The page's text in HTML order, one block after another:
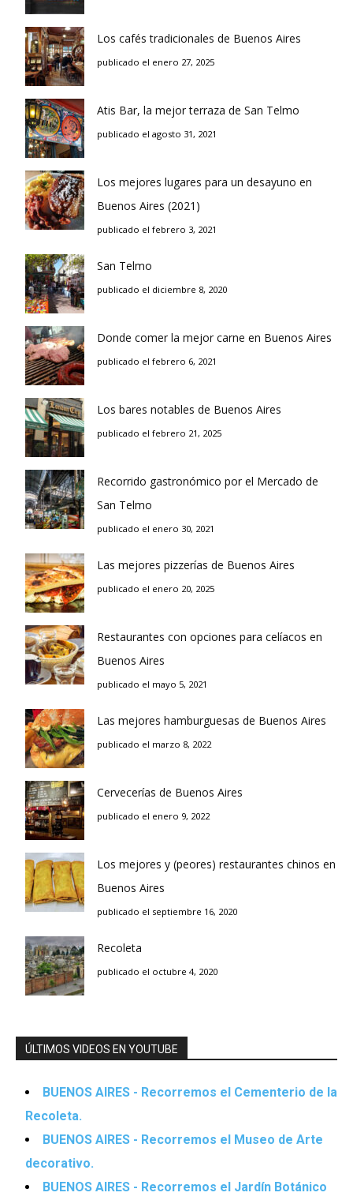
Los cafés tradicionales de Buenos Aires
publicado el enero 27, 2025
Atis Bar, la mejor terraza de San Telmo
publicado el agosto 31, 2021
Los mejores lugares para un desayuno en
Buenos Aires (2021)
publicado el febrero 3, 2021
San Telmo
publicado el diciembre 8, 2020
Donde comer la mejor carne en Buenos Aires
publicado el febrero 6, 2021
Los bares notables de Buenos Aires
publicado el febrero 21, 2025
Recorrido gastronómico por el Mercado de
San Telmo
publicado el enero 30, 2021
Las mejores pizzerías de Buenos Aires
publicado el enero 20, 2025
Restaurantes con opciones para celíacos en
Buenos Aires
publicado el mayo 5, 2021
Las mejores hamburguesas de Buenos Aires
publicado el marzo 8, 2022
Cervecerías de Buenos Aires
publicado el enero 9, 2022
Los mejores y (peores) restaurantes chinos en
Buenos Aires
publicado el septiembre 16, 2020
Recoleta
publicado el octubre 4, 2020
ÚLTIMOS VIDEOS EN YOUTUBE
BUENOS AIRES - Recorremos el Cementerio de la
Recoleta.
BUENOS AIRES - Recorremos el Museo de Arte
decorativo.
BUENOS AIRES - Recorremos el Jardín Botánico